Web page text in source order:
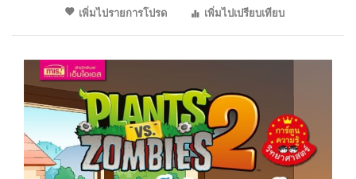
เพิ่มไปรายการโปรด
เพิ่มไปเปรียบเทียบ